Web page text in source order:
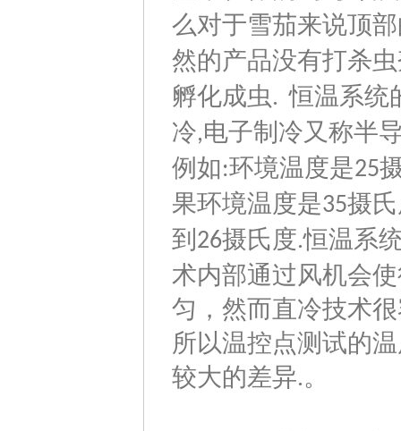
么对于雪茄来说顶
然的产品没有打杀
孵化成虫.恒温系统
冷,电子制冷又称半
例如:环境温度是25
果环境温度是35摄
到 26摄氏度.恒温系
术内部通过风机会
匀，然而直冷技术
所以温控点测试的
较大的差异.。